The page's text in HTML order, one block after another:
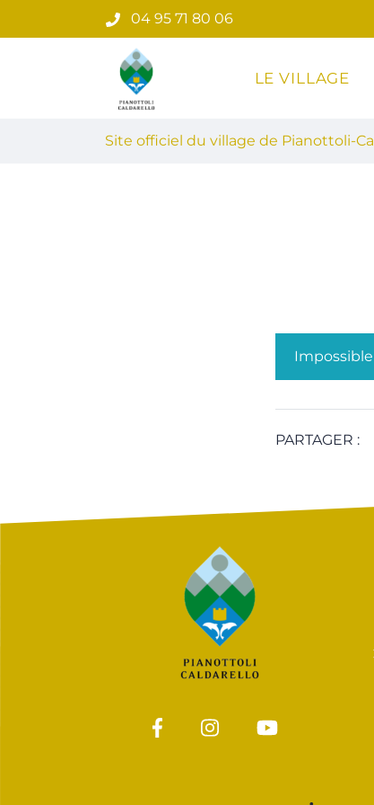
au
04 95 71 80 06
Site officiel du village de
LE VILLAGE
Site officiel du village de Pianottoli-
Impossible
PARTAGER :